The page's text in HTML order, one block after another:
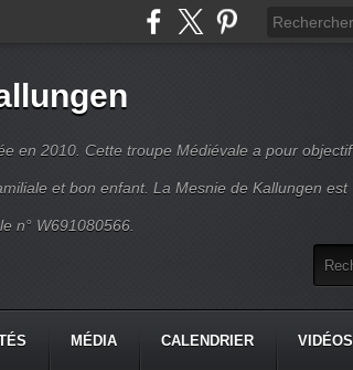
en 2010. Cette troupe Médiévale a pour objectif
et bon enfant. La Mesnie de Kallungen est
n° W691080566.
MÉDIA CALENDRIER VIDÉOS